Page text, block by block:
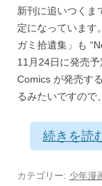
新刊に追いつくま
定になっています
ガミ拾遺集」も
11月24日に発売
Comics が発売す
るみたいですので
続きを読
カテゴリー: 少年漫